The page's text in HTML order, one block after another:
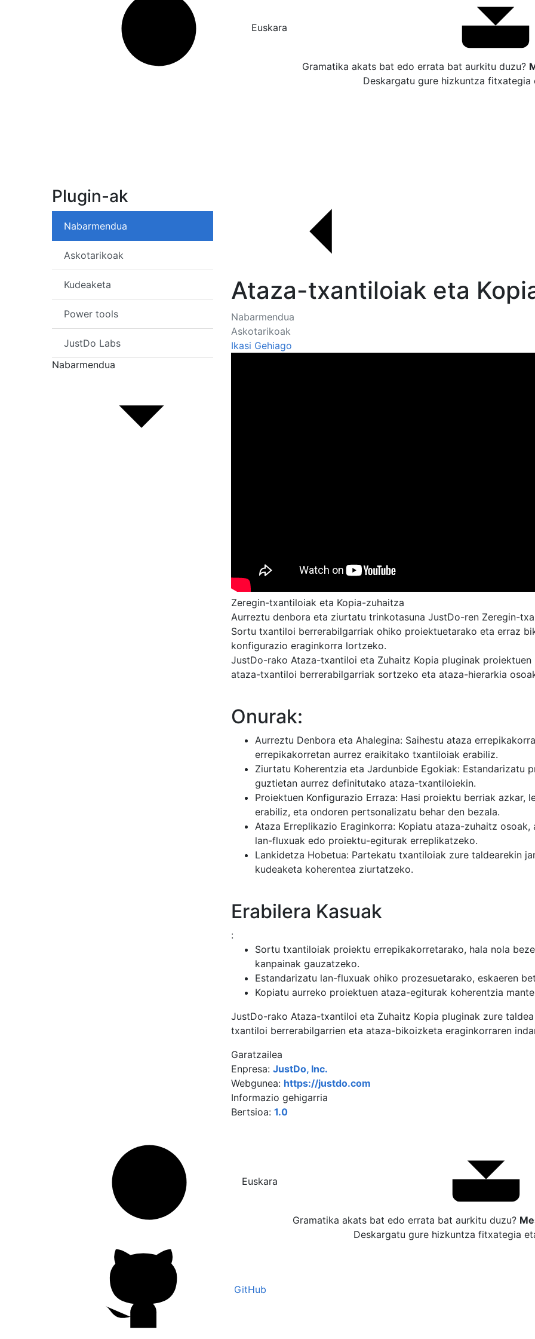
Euskara
Gramatika akats bat edo errata bat aurkitu duzu?
Deskargatu gure hizkuntza fitxategia
Plugin-ak
Nabarmendua
Askotarikoak
Kudeaketa
Power tools
JustDo Labs
Nabarmendua
Ataza-txantiloiak eta
Nabarmendua
Askotarikoak
Ikasi Gehiago
Zeregin-txantiloiak eta Kopia-zuhaitza
Aurreztu denbora eta ziurtatu trinkotasuna JustDo-ren Zeregin-
Sortu txantiloi berrerabilgarriak ohiko proiektuetarako eta erraz
konfigurazio eraginkorra lortzeko.
JustDo-rako Ataza-txantiloi eta Zuhaitz Kopia pluginak
ataza-txantiloi berrerabilgarriak sortzeko eta ataza-hierarkia
Onurak:
Aurreztu Denbora eta Ahalegina: Saihestu ataza
errepikakorretan aurrez eraikitako txantiloiak erabiliz.
Ziurtatu Koherentzia eta Jardunbide Egokiak: Estandarizatu
guztietan aurrez definitutako ataza-txantiloiekin.
Proiektuen Konfigurazio Erraza: Hasi proiektu berriak azkar,
erabiliz, eta ondoren pertsonalizatu behar den bezala.
Ataza Erreplikazio Eraginkorra: Kopiatu ataza-zuhaitz
lan-fluxuak edo proiektu-egiturak erreplikatzeko.
Lankidetza Hobetua: Partekatu txantiloiak zure taldearekin
kudeaketa koherentea ziurtatzeko.
Erabilera Kasuak
:
Sortu txantiloiak proiektu errepikakorretarako, hala nola
kanpainak gauzatzeko.
Estandarizatu lan-fluxuak ohiko prozesuetarako, eskaeren
Kopiatu aurreko proiektuen ataza-egiturak koherentzia
JustDo-rako Ataza-txantiloi eta Zuhaitz Kopia pluginak zure
txantiloi berrerabilgarrien eta ataza-bikoizketa eraginkorraren
Garatzailea
Enpresa: JustDo, Inc.
Webgunea: https://justdo.com
Informazio gehigarria
Bertsioa: 1.0
Euskara
Gramatika akats bat edo errata bat aurkitu duzu?
Deskargatu gure hizkuntza fitxategia
GitHub